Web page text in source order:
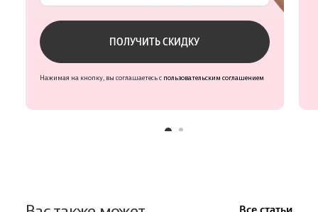
ПОЛУЧИТЬ СКИДКУ
Нажимая на кнопку, вы соглашаетесь с пользовательским соглашением